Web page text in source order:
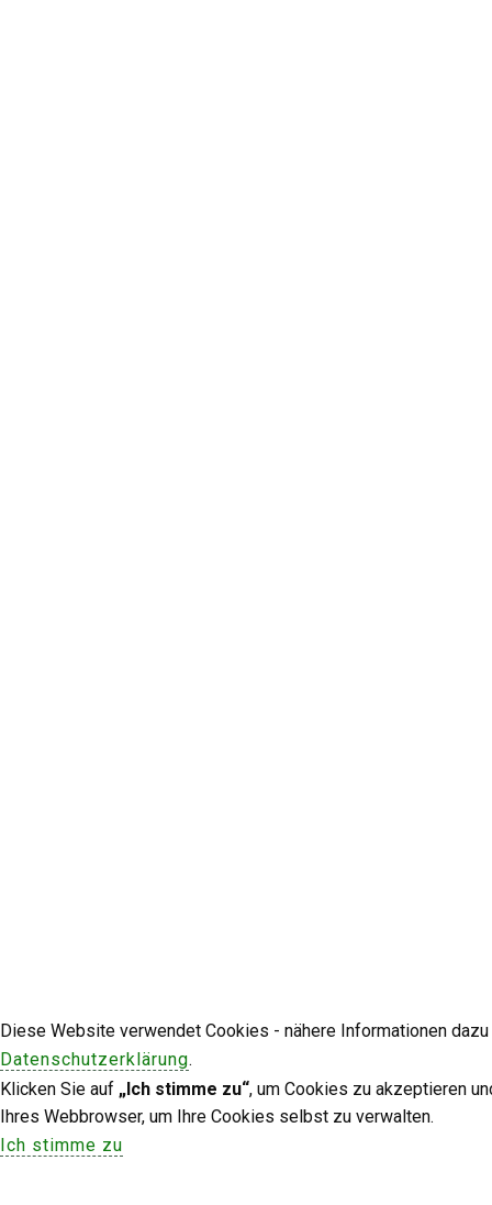
Diese Website verwendet Cookies - nähere Informationen
Datenschutzerklärung.
Klicken Sie auf „Ich stimme zu“, um Cookies zu akzeptieren
Ihres Webbrowser, um Ihre Cookies selbst zu verwalten.
Ich stimme zu